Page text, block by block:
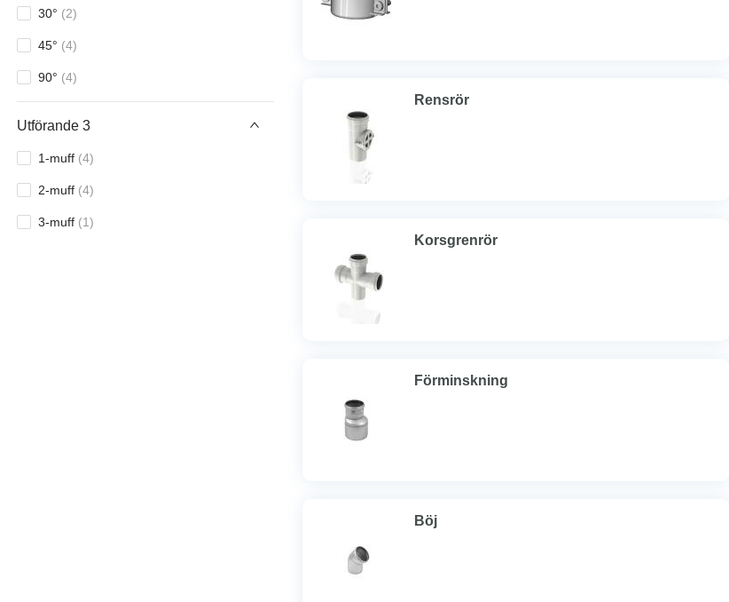
30° (2)
45° (4)
90° (4)
Utförande 3
1-muff (4)
2-muff (4)
3-muff (1)
Rensrör
Korsgrenrör
Förminskning
Böj